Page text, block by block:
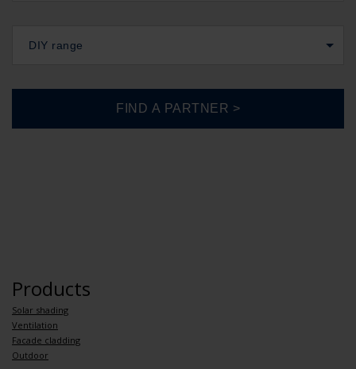
DIY range
Products
Solar shading
Ventilation
Facade cladding
Outdoor